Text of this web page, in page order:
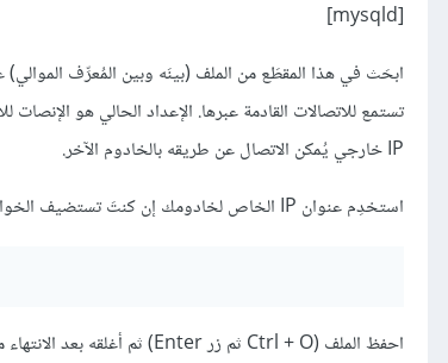
[mysqld]
IP خارجي يُمكن الاتصال عن طريقه بالخادوم الآخر.
استخدِم عنوان IP الخاص لخادومك إن كنتَ تستضيف الخواديم ضمن شبكة داخلية Private network. إن لم تكن لديك شبكة داخلية استخدم عنوان IP العمومي.
احفظ الملف (Ctrl + O ثم زر Enter) ثم أغلقه بعد الانتهاء من تحريره (Ctrl + x).